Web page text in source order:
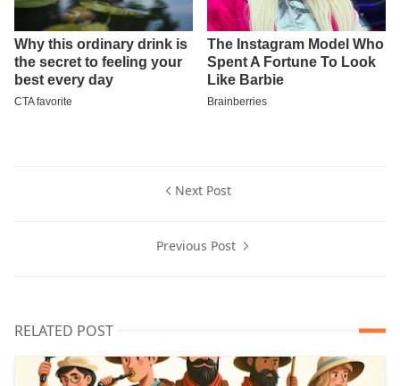
Next Post
Previous Post
RELATED POST